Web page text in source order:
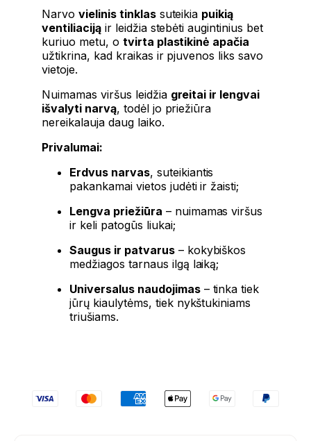
Narvo vielinis tinklassuteikia puikią
ventiliacijąir leidžia stebėti augintinius bet
kuriuo metu, o tvirta plastikinė apačia
užtikrina, kad kraikas ir pjuvenos liks savo
vietoje.
Nuimamas viršus leidžia greitai ir lengvai
išvalyti narvą, todėl jo priežiūra
nereikalauja daug laiko.
Privalumai:
Erdvus narvas, suteikiantis
pakankamai vietos judėti ir žaisti;
Lengva priežiūra – nuimamas viršus
ir keli patogūs liukai;
Saugus ir patvarus– kokybiškos
medžiagos tarnaus ilgą laiką;
Universalus naudojimas– tinka tiek
jūrų kiaulytėms, tiek nykštukiniams
triušiams.